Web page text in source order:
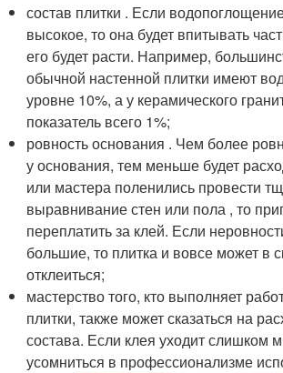
состав плитки . Если
высокое, то она будет впитывать
его будет расти. Например,
обычной настенной плитки имеют
уровне 10%, а у керамического
показатель всего 1%;
ровность основания . Чем более
у основания, тем меньше будет
или мастера поленились провести
выравнивание стен или пола , то
переплатить за клей. Если
большие, то плитка и вовсе может в
отклеиться;
мастерство того, кто выполняет
плитки, также может сказаться на
состава. Если клея уходит слишком
усомниться в профессионализме